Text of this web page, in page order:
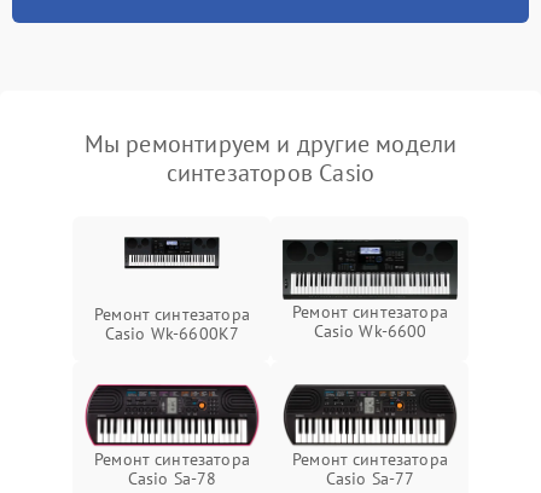
Мы ремонтируем и другие модели
синтезаторов Casio
Ремонт синтезатора
Casio Wk-6600K7
Ремонт синтезатора
Casio Wk-6600
Ремонт синтезатора
Casio Sa-78
Ремонт синтезатора
Casio Sa-77